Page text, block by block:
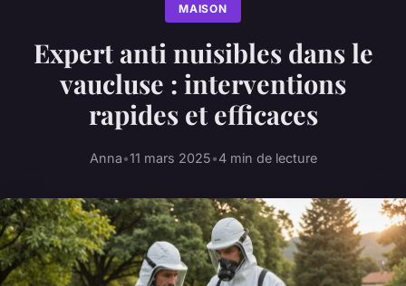
MAISON
Expert anti nuisibles dans le
vaucluse : interventions
rapides et efficaces
Anna•11 mars 2025•4 min de lecture